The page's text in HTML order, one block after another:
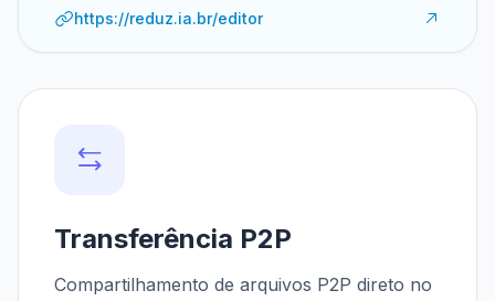
https://reduz.ia.br/editor
Transferência P2P
Compartilhamento de arquivos P2P direto no